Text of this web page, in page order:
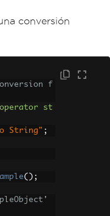
conversión
f
operator
st
String" ;
();